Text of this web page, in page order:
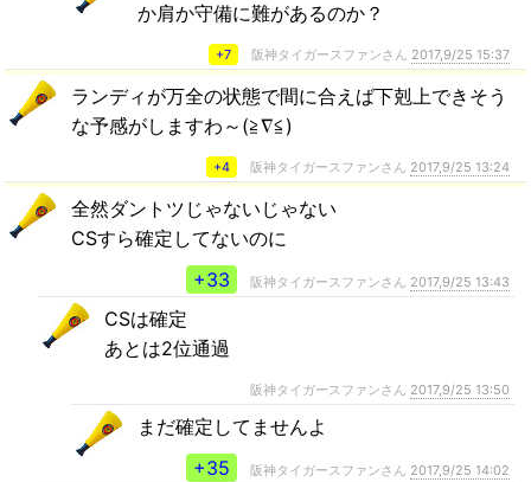
か肩か守備に難があるのか？
+7 阪神タイガースファンさん 2017,9/25 15:37
ランディが万全の状態で間に合えば下剋上できそう
な予感がしますわ～(≧∇≦)
+4 阪神タイガースファンさん 2017,9/25 13:24
全然ダントツじゃないじゃない
CSすら確定してないのに
+33
阪神タイガースファンさん 2017,9/25 13:43
CSは確定
あとは2位通過
阪神タイガースファンさん 2017,9/25 13:50
まだ確定してませんよ
+35
阪神タイガースファンさん 2017,9/25 14:02